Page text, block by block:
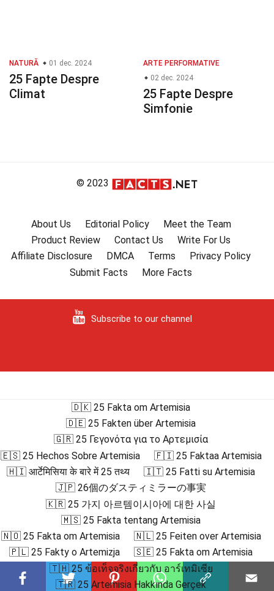
NATURĂ 01 dec. 2024
25 Fapte Despre
Climat
ARTE PERFORMATIVE
02 dec. 2024
25 Fapte Despre
Simfonie
© 2023
About Us Editorial Policy
Meet the Team
Product Review
Contact Us
Write For Us
Affiliate Disclosure
DMCA Terms
Privacy Policy
Submit Facts
More Facts
Subscribe to our channel
🇩🇰 25 Fakta om Artemisia
🇩🇪 25 Fakten über Artemisia
🇬🇷 25 Γεγονότα για το Αρτεμισία
🇪🇸 25 Hechos Sobre Artemisia
🇫🇮 25 Faktaa Artemisia
🇭🇮 आर्टेमिसिया के बारे में 25 तथ्य
🇮🇹 25 Fatti su Artemisia
🇯🇵 26個のダスティミラーの事実
🇰🇷 25 가지 아르템이시아에 대한 사실
🇲🇸 25 Fakta tentang Artemisia
🇳🇴 25 Fakta om Artemisia
🇳🇱 25 Feiten over Artemisia
🇵🇱 25 Fakty o Artemizja
🇸🇪 25 Fakta om Artemisia
🇹🇭 25 ข้อเท็จจริงเกี่ยวกับ อาร์เทมิเซีย
🇹🇷 25 Artemisia Hakkında Gerçek